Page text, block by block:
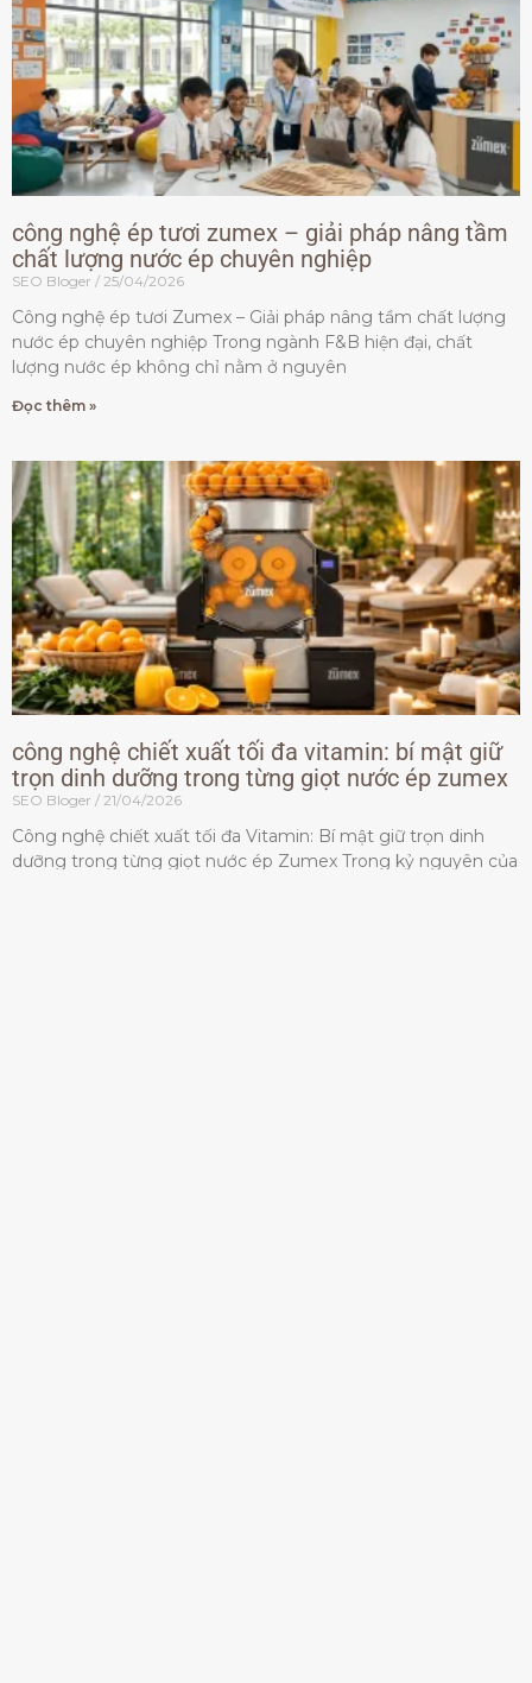
công nghệ ép tươi zumex – giải pháp nâng tầm
chất lượng nước ép chuyên nghiệp
SEO Bloger 25/04/2026
Công nghệ ép tươi Zumex – Giải pháp nâng tầm chất lượng
nước ép chuyên nghiệp Trong ngành F&B hiện đại, chất
lượng nước ép không chỉ nằm ở nguyên
Đọc thêm »
công nghệ chiết xuất tối đa vitamin: bí mật giữ
trọn dinh dưỡng trong từng giọt nước ép zumex
SEO Bloger 21/04/2026
Công nghệ chiết xuất tối đa Vitamin: Bí mật giữ trọn dinh
dưỡng trong từng giọt nước ép Zumex Trong kỷ nguyên của